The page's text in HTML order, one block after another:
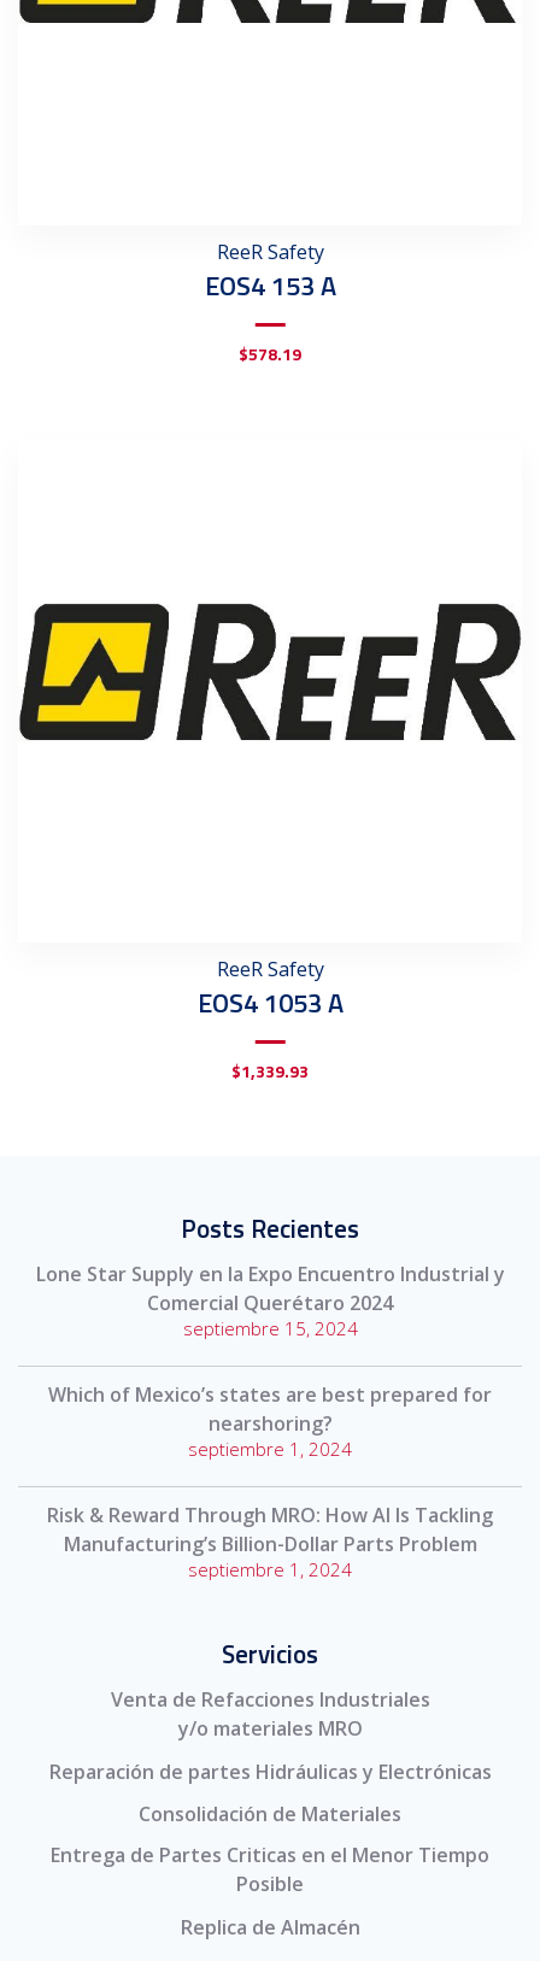
ReeR Safety
EOS4 153 A
$578.19
ReeR Safety
EOS4 1053 A
$1,339.93
Posts Recientes
Lone Star Supply en la Expo Encuentro Industrial y
Comercial Querétaro 2024
septiembre 15, 2024
Which of Mexico’s states are best prepared for
nearshoring?
septiembre 1, 2024
Risk & Reward Through MRO: How AI Is Tackling
Manufacturing’s Billion-Dollar Parts Problem
septiembre 1, 2024
Servicios
Venta de Refacciones Industriales
y/o materiales MRO
Reparación de partes Hidráulicas y Electrónicas
Consolidación de Materiales
Entrega de Partes Criticas en el Menor Tiempo
Posible
Replica de Almacén